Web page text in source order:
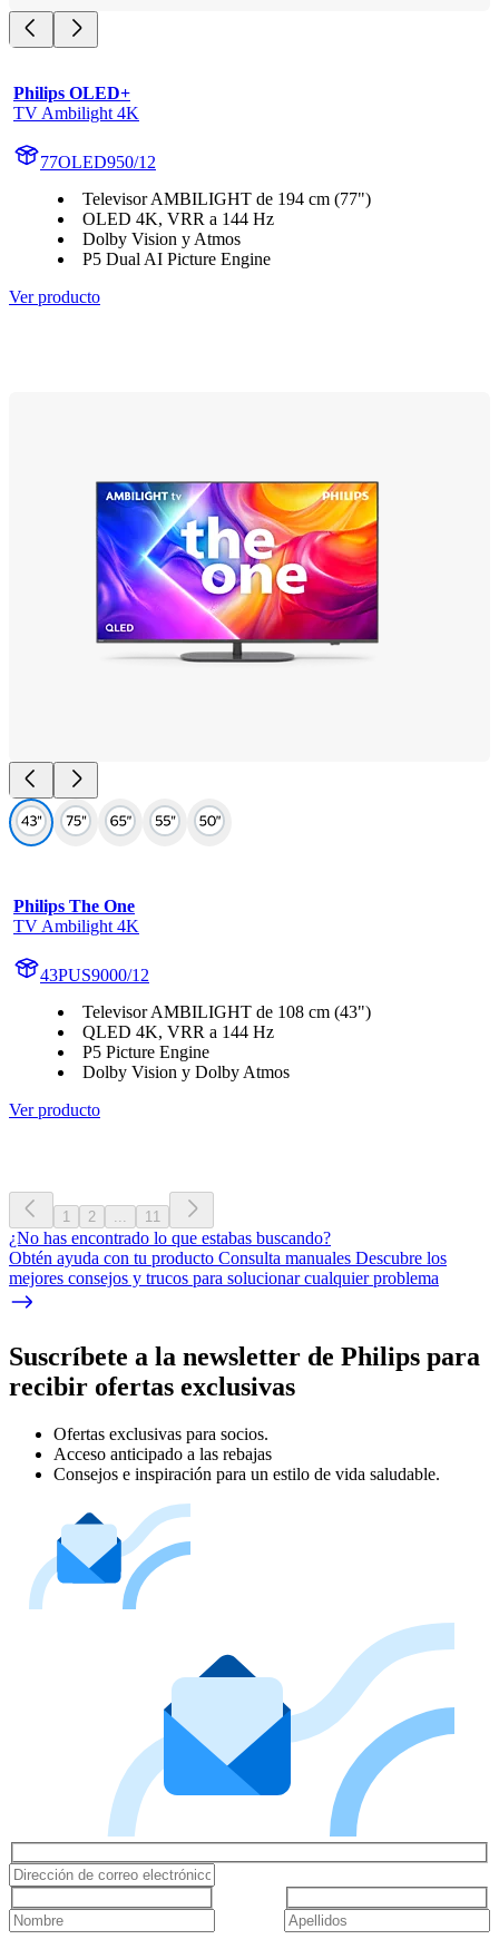
Philips OLED+
TV Ambilight 4K
77OLED950/12
Televisor AMBILIGHT de 194 cm (77")
OLED 4K, VRR a 144 Hz
Dolby Vision y Atmos
P5 Dual AI Picture Engine
Ver producto
Philips The One
TV Ambilight 4K
43PUS9000/12
Televisor AMBILIGHT de 108 cm (43")
QLED 4K, VRR a 144 Hz
P5 Picture Engine
Dolby Vision y Dolby Atmos
Ver producto
1 2 ... 11
¿No has encontrado lo que estabas buscando?
Obtén ayuda con tu producto Consulta manuales Descubre los
mejores consejos y trucos para solucionar cualquier problema
Suscríbete a la newsletter de Philips para
recibir ofertas exclusivas
Ofertas exclusivas para socios.
Acceso anticipado a las rebajas
Consejos e inspiración para un estilo de vida saludable.